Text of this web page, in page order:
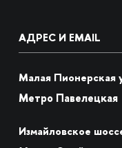
АДРЕС И EMAIL
Малая Пионерская
Метро Павелецкая
Измайловское